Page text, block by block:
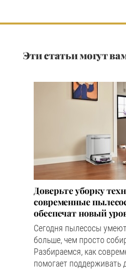
Эти статьи могут
Доверьте уборку
современные
обеспечат новый
Сегодня пылесосы
больше, чем просто
Разбираемся, как
помогает поддерживать